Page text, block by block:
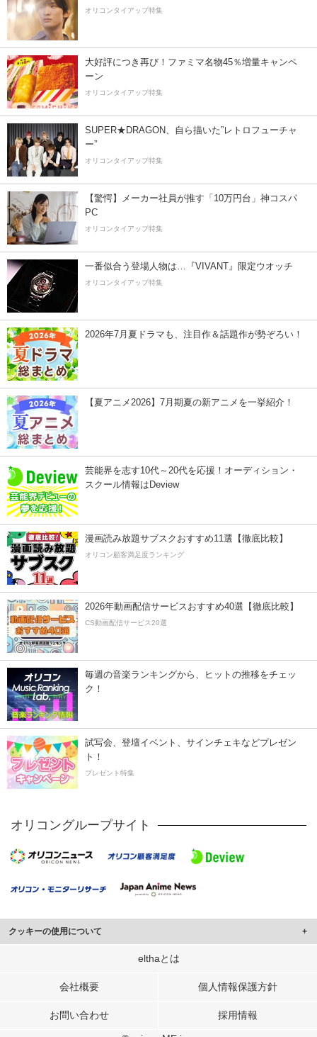
オリコンタイアップ特集
大好評につき再び！ファミマ名物45％増量キャンペ
ーン
オリコンタイアップ特集
SUPER★DRAGON、自ら描いた”レトロフューチャ
ー”
オリコンタイアップ特集
【驚愕】メーカー社員が推す「10万円台」神コスパ
PC
オリコンタイアップ特集
一番似合う登場人物は…『VIVANT』限定ウオッチ
オリコンタイアップ特集
2026年7月夏ドラマも、注目作＆話題作が勢ぞろい！
【夏アニメ2026】7月期夏の新アニメを一挙紹介！
芸能界を志す10代～20代を応援！オーディション・
スクール情報はDeview
漫画読み放題サブスクおすすめ11選【徹底比較】
オリコン顧客満足度ランキング
2026年動画配信サービスおすすめ40選【徹底比較】
CS動画配信サービス20選
毎週の音楽ランキングから、ヒットの推移をチェッ
ク！
試写会、登壇イベント、サインチェキなどプレゼン
ト！
プレゼント特集
オリコングループサイト
クッキーの使用について
このサイトでは Cookie を使用して、ユーザーに合わせたコンテンツや広告の
行っています。
メディアや広告配信、データ解析の各パートナーに提供しています。
elthaとは
会社概要 個人情報保護方針
お問い合わせ 採用情報